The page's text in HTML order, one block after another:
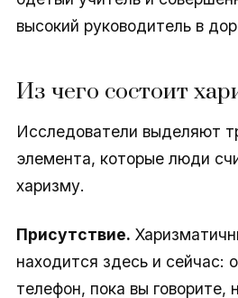
высокий руководитель в
Из чего состоит
Исследователи выделяют
элемента, которые люди
харизму.
Присутствие.
находится здесь и сейчас:
телефон, пока вы говорите,